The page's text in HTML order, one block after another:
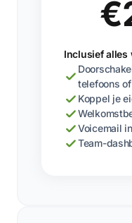
Inclusief alles
telefoons
Koppel je
Voicemail
Team-